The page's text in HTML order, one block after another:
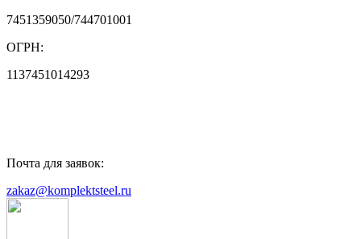
7451359050/744701001
ОГРН:
1137451014293
Почта для заявок:
zakaz@komplektsteel.ru